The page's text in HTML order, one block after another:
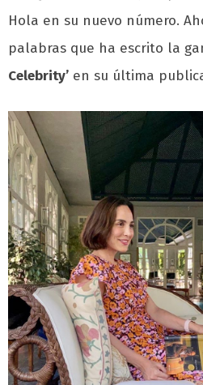
Hola en su nuevo número.
palabras que ha escrito la
Celebrity’ en su última